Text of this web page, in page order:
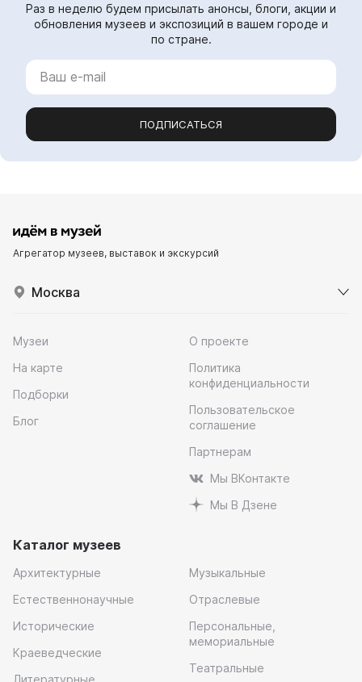
Раз в неделю будем присылать анонсы, блоги, акции и
обновления музеев и экспозиций в вашем городе и
по стране.
ПОДПИСАТЬСЯ
Агрегатор музеев, выставок и экскурсий
Москва
Музеи
На карте
Подборки
Блог
О проекте
Политика
конфиденциальности
Пользовательское
соглашение
Партнерам
Мы ВКонтакте
Мы В Дзене
Каталог музеев
Архитектурные
Естественнонаучные
Исторические
Краеведческие
Литературные
Музыкальные
Отраслевые
Персональные,
мемориальные
Театральные